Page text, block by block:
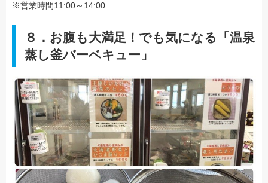
※営業時間11:00～14:00
８．お腹も大満足！でも気になる「温泉
蒸し釜バーベキュー」